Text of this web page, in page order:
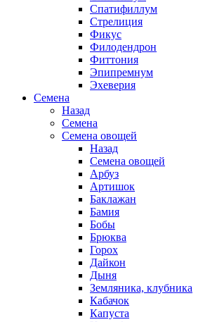
Спатифиллум
Стрелиция
Фикус
Филодендрон
Фиттония
Эпипремнум
Эхеверия
Семена
Назад
Семена
Семена овощей
Назад
Семена овощей
Арбуз
Артишок
Баклажан
Бамия
Бобы
Брюква
Горох
Дайкон
Дыня
Земляника, клубника
Кабачок
Капуста